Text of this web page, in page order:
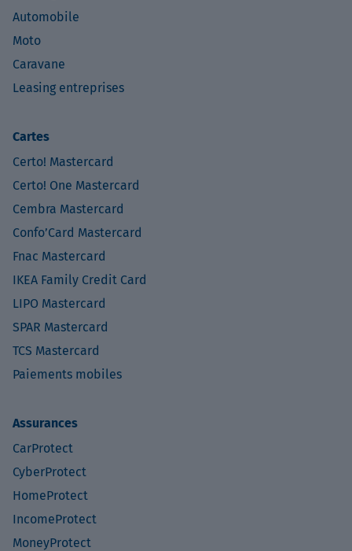
Automobile
Moto
Caravane
Leasing entreprises
Cartes
Certo! Mastercard
Certo! One Mastercard
Cembra Mastercard
Confo’Card Mastercard
Fnac Mastercard
IKEA Family Credit Card
LIPO Mastercard
SPAR Mastercard
TCS Mastercard
Paiements mobiles
Assurances
CarProtect
CyberProtect
HomeProtect
IncomeProtect
MoneyProtect